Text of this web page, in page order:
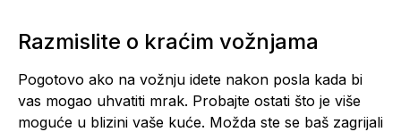
Razmislite o kraćim vožnjama
Pogotovo ako na vožnju idete nakon posla kada bi
vas mogao uhvatiti mrak. Probajte ostati što je više
moguće u blizini vaše kuće. Možda ste se baš zagrijali